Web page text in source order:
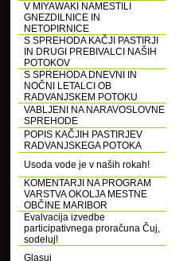
V MIYAWAKI NAMESTILI
GNEZDILNICE IN
NETOPIRNICE
S SPREHODA KAČJI PASTIRJI
IN DRUGI PREBIVALCI NAŠIH
POTOKOV
S SPREHODA DNEVNI IN
NOČNI LETALCI OB
RADVANJSKEM POTOKU
VABLJENI NA NARAVOSLOVNE
SPREHODE
POPIS KAČJIH PASTIRJEV
RADVANJSKEGA POTOKA
Usoda vode je v naših rokah!
KOMENTARJI NA PROGRAM
VARSTVA OKOLJA MESTNE
OBČINE MARIBOR
Evalvacija izvedbe
participativnega proračuna Čuj,
sodeluj!
Glasuj